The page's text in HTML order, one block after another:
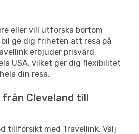
eller vill utforska bortom
ge dig friheten att resa på
erbjuder prisvärd
USA, vilket ger dig flexibilitet
din resa.
Cleveland till
tillförsikt med Travellink. Välj